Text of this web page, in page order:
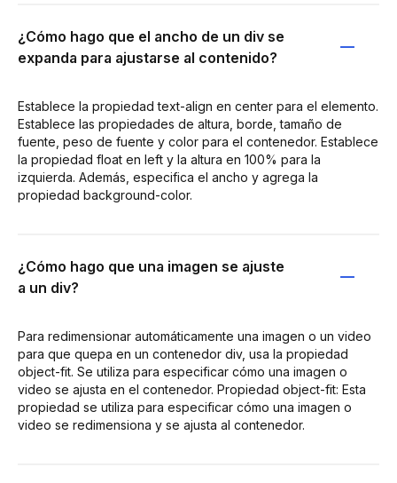
¿Cómo hago que el ancho de un div se
expanda para ajustarse al contenido?
Establece la propiedad text-align en center para el elemento.
Establece las propiedades de altura, borde, tamaño de
fuente, peso de fuente y color para el contenedor. Establece
la propiedad float en left y la altura en 100% para la
izquierda. Además, especifica el ancho y agrega la
propiedad background-color.
¿Cómo hago que una imagen se ajuste
a un div?
Para redimensionar automáticamente una imagen o un video
para que quepa en un contenedor div, usa la propiedad
object-fit. Se utiliza para especificar cómo una imagen o
video se ajusta en el contenedor. Propiedad object-fit: Esta
propiedad se utiliza para especificar cómo una imagen o
video se redimensiona y se ajusta al contenedor.